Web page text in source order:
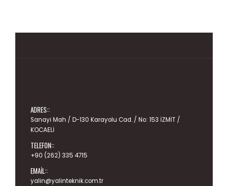
ADRES::
Sanayi Mah / D-130 Karayolu Cad. / No: 153 İZMİT /
KOCAELİ
TELEFON::
+90 (262) 335 4715
EMAIL::
yalin@yalinteknik.com.tr